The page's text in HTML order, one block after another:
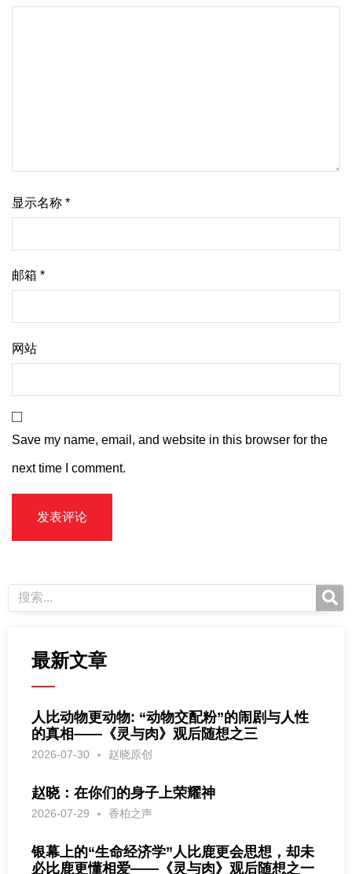
显示名称 *
邮箱 *
网站
Save my name, email, and website in this browser for the
next time I comment.
最新文章
人比动物更动物: “动物交配粉”的闹剧与人性
的真相——《灵与肉》观后随想之三
2026-07-30 赵晓原创
赵晓：在你们的身子上荣耀神
2026-07-29 香柏之声
银幕上的“生命经济学”人比鹿更会思想，却未
必比鹿更懂相爱——《灵与肉》观后随想之一